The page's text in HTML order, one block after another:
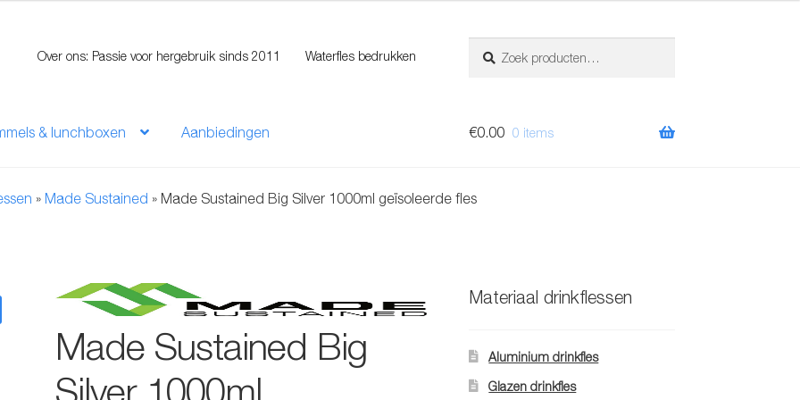
Over ons: Passie voor hergebruik sinds 2011 Waterfles bedrukken
naar:
& lunchboxen Aanbiedingen €0.00 0 items
» Made Sustained » Made Sustained Big Silver 1000ml geïsoleerde fles
Made Sustained Big
Silver 1000ml
Materiaal drinkflessen
Aluminium drinkfles
Glazen drinkfles